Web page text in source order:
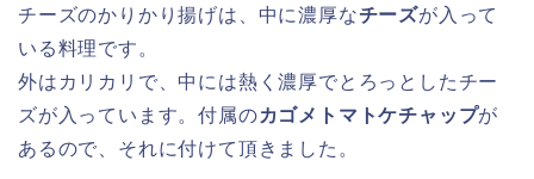
チーズのかりかり揚げは、中に濃厚なチーズが入って
いる料理です。
外はカリカリで、中には熱く濃厚でとろっとしたチー
ズが入っています。付属のカゴメトマトケチャップが
あるので、それに付けて頂きました。